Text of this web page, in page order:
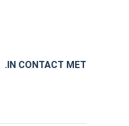
.IN CONTACT MET